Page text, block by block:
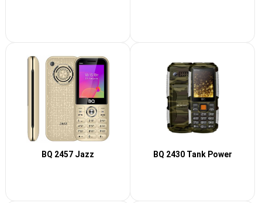
BQ 2457 Jazz BQ 2430 Tank Power